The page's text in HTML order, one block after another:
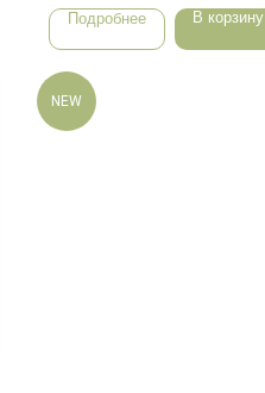
Подробнее В корзину
NEW